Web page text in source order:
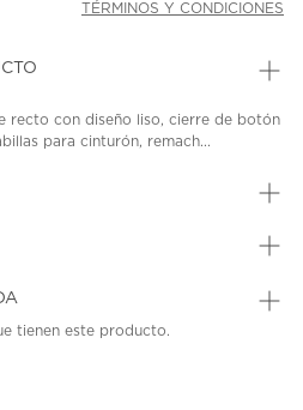
TÉRMINOS Y CONDICIONES
recto con diseño liso, cierre de botón
para cinturón, remach...
tienen este producto.